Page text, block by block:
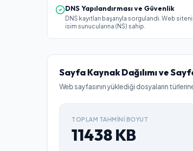
DNS Yapılandırması ve Güvenlik
DNS kayıtları başarıyla sorgulandı. Web
isim sunucularına (NS) sahip.
Sayfa Kaynak Dağılımı ve
Web sayfasının yüklediği dosyaların
TOPLAM TAHMINI BOYUT
11438 KB